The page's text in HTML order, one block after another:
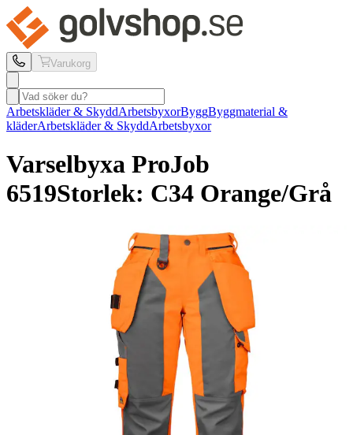
Varukorg
Arbetskläder & SkyddArbetsbyxorByggByggmaterial &
kläderArbetskläder & SkyddArbetsbyxor
Varselbyxa ProJob
6519Storlek: C34 Orange/Grå